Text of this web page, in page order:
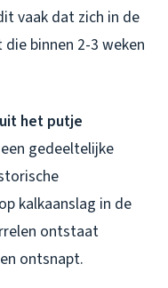
vaak dat zich in de
binnen 2-3 weken
het putje
gedeeltelijke
kalkaanslag in de
ontstaat
ontsnapt.